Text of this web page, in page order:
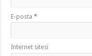
E-posta*
İnternet sitesi